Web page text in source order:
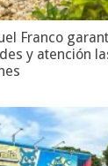
Franco
y atención